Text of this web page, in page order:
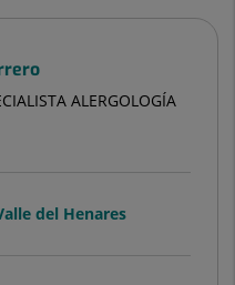
ALERGOLOGÍA
del Henares